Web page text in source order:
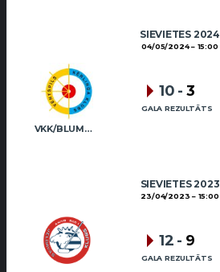
SIEVIETES 2024
04/05/2024 15:00
VKK/BLUMBERGA-BĒRZIŅA
10 - 3
GALA REZULTĀTS
SIEVIETES 2023
23/04/2023 15:00
12 - 9
GALA REZULTĀTS